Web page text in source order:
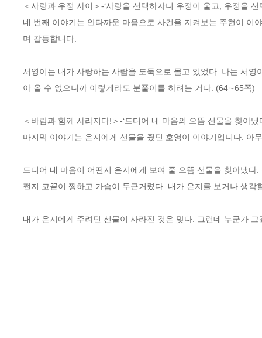
＜사랑과 우정 사이＞-‘사랑을 선택하자니 우정이 울고, 우정을
네 번째 이야기는 안타까운 마음으로 사건을 지켜보는 주현이 이
며 갈등합니다.
서영이는 내가 사랑하는 사람을 도둑으로 몰고 있었다. 나는 서
아 올 수 없으니까 이렇게라도 분풀이를 하려는 거다. (64∼65쪽)
＜바람과 함께 사라지다!＞-‘드디어 내 마음의 으뜸 선물을 찾아냈
마지막 이야기는 은지에게 선물을 줬던 호영이 이야기입니다. 아
드디어 내 마음이 어떤지 은지에게 보여 줄 으뜸 선물을 찾아냈
쩐지 코끝이 찡하고 가슴이 두근거렸다. 내가 은지를 보거나 생각
내가 은지에게 주려던 선물이 사라진 것은 맞다. 그런데 누군가